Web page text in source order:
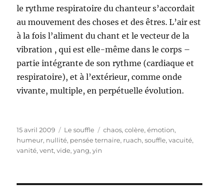
le rythme respiratoire du chanteur s’accordait
au mouvement des choses et des êtres. L’air est
à la fois l’aliment du chant et le vecteur de la
vibration , qui est elle-même dans le corps –
partie intégrante de son rythme (cardiaque et
respiratoire), et à l’extérieur, comme onde
vivante, multiple, en perpétuelle évolution.
Publié
le
15 avril 2009 Catégories
Le souffle Étiquettes
chaos,colère,émotion,
humeur, nullité, pensée ternaire, ruach,souffle,vacuité,
vanité,vent,vide,yang,yin